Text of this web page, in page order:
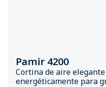
Pamir 4200
Cortina de aire
energéticamente para